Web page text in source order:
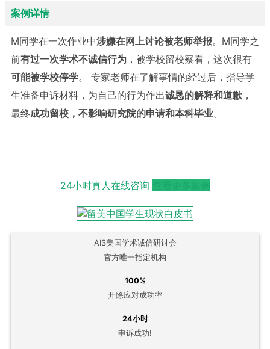
案例详情
M同学在一次作业中涉嫌在网上讨论被老师举报。M同学之
前有过一次学术不诚信行为 ，被学校留校察看，这次很有
可能被学校停学。 专家老师在了解事情的经过后，指导学
生准备申诉材料，为自己的行为作出诚恳的解释和道歉 ，
最终成功留校，不影响研究院的申请和本科毕业。
24小时真人在线咨询
AIS美国学术诚信研讨会
官方唯一指定机构
100%
开除应对成功率
24小时
申诉成功!